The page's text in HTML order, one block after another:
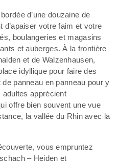
d’une douzaine de
d’apaiser votre faim et votre
boulangeries et magasins
et auberges. À la frontière
et de Walzenhausen,
idyllique pour faire des
panneau en panneau pour y
adultes apprécient
offre bien souvent une vue
la vallée du Rhin avec la
vous empruntez
– Heiden et